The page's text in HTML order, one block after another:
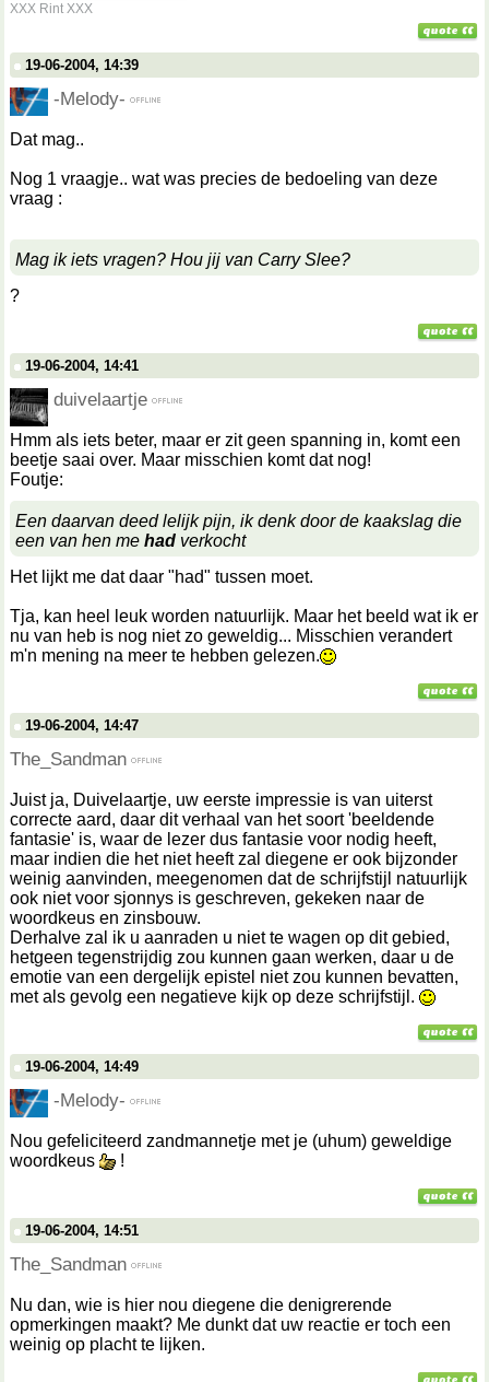
XXX Rint XXX
19-06-2004, 14:39
-Melody-
Dat mag..
Nog 1 vraagje.. wat was precies de bedoeling van deze
vraag :
Mag ik iets vragen? Hou jij van Carry Slee?
?
19-06-2004, 14:41
duivelaartje
Hmm als iets beter, maar er zit geen spanning in, komt een
beetje saai over. Maar misschien komt dat nog!
Foutje:
Een daarvan deed lelijk pijn, ik denk door de kaakslag die
een van hen me had verkocht
Het lijkt me dat daar "had" tussen moet.
Tja, kan heel leuk worden natuurlijk. Maar het beeld wat ik er
nu van heb is nog niet zo geweldig... Misschien verandert
m'n mening na meer te hebben gelezen.
19-06-2004, 14:47
The_Sandman
Juist ja, Duivelaartje, uw eerste impressie is van uiterst
correcte aard, daar dit verhaal van het soort 'beeldende
fantasie' is, waar de lezer dus fantasie voor nodig heeft,
maar indien die het niet heeft zal diegene er ook bijzonder
weinig aanvinden, meegenomen dat de schrijfstijl natuurlijk
ook niet voor sjonnys is geschreven, gekeken naar de
woordkeus en zinsbouw.
Derhalve zal ik u aanraden u niet te wagen op dit gebied,
hetgeen tegenstrijdig zou kunnen gaan werken, daar u de
emotie van een dergelijk epistel niet zou kunnen bevatten,
met als gevolg een negatieve kijk op deze schrijfstijl.
19-06-2004, 14:49
-Melody-
Nou gefeliciteerd zandmannetje met je (uhum) geweldige
woordkeus
!
19-06-2004, 14:51
The_Sandman
Nu dan, wie is hier nou diegene die denigrerende
opmerkingen maakt? Me dunkt dat uw reactie er toch een
weinig op placht te lijken.